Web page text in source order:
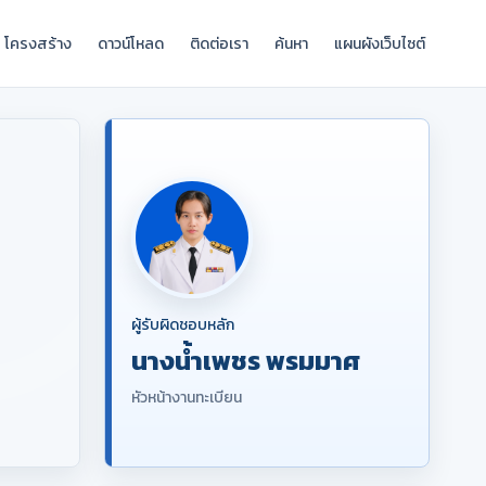
โครงสร้าง ดาวน์โหลด ติดต่อเรา ค้นหา แผนผังเว็บไซต์
ผู้รับผิดชอบหลัก
นางน้ำเพชร พรมมาศ
หัวหน้างานทะเบียน